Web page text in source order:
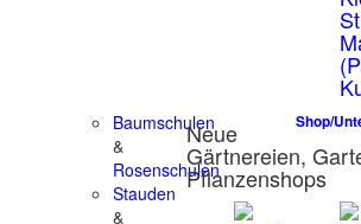
Baumschulen
&
Rosenschulen
Stauden
&
Shop/
Neue
Gärtnereien,
Pflanzenshops